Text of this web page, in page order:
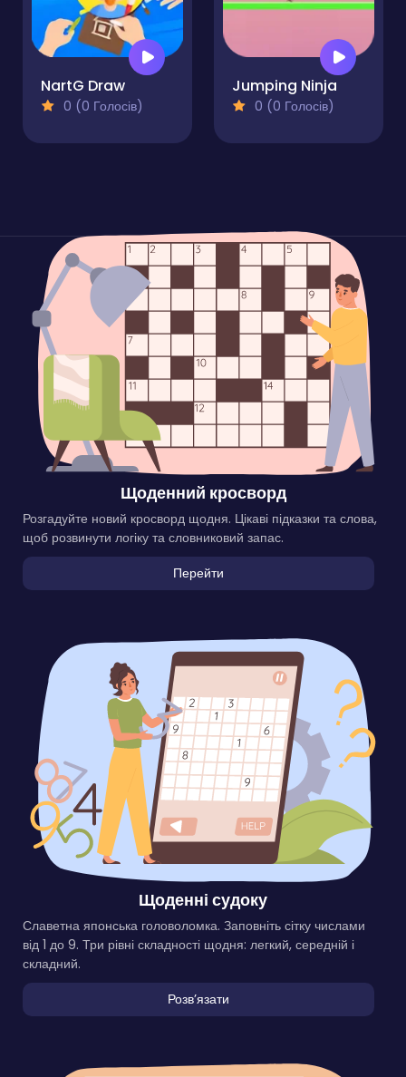
NartG Draw
0 (0 Голосів)
Jumping Ninja
0 (0 Голосів)
Щоденний кросворд
Розгадуйте новий кросворд щодня. Цікаві підказки та слова,
щоб розвинути логіку та словниковий запас.
Перейти
Щоденні судоку
Славетна японська головоломка. Заповніть сітку числами
від 1 до 9. Три рівні складності щодня: легкий, середній і
складний.
Розвʼязати